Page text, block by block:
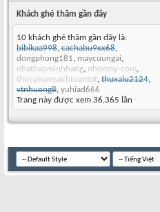
Khách ghé thăm gần đây
10 khách ghé thăm gần đây là:
bibikaa998, cachabu9xx68,
dongphong181, maycuungai,
nhathapminhhang, nhonmy-com,
thucphamsachtoantot, thuxalu2124,
vtnhuong8, yuhiad666
Trang này được xem 36,365 lần